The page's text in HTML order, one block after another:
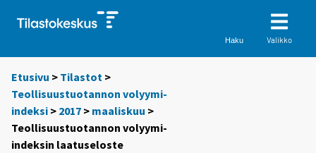
Haku Valikko
Etusivu > Tilastot >
Teollisuustuotannon volyymi-
indeksi > 2017 > maaliskuu >
Teollisuustuotannon volyymi-
indeksin laatuseloste